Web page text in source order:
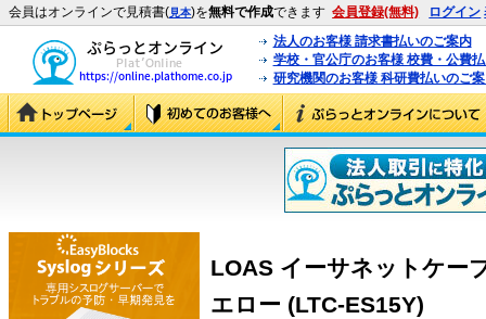
会員はオンラインで見積書(見本)を無料で作成できます 会員登録(無料) ログイン
法人のお客様 請求書払いのご案内
学校・官公庁のお客様 校費・公費
研究機関のお客様 科研費払いのご
LOAS イーサネットケー
エロー (LTC-ES15Y)